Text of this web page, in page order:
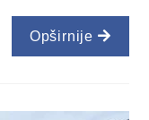
Opširnije